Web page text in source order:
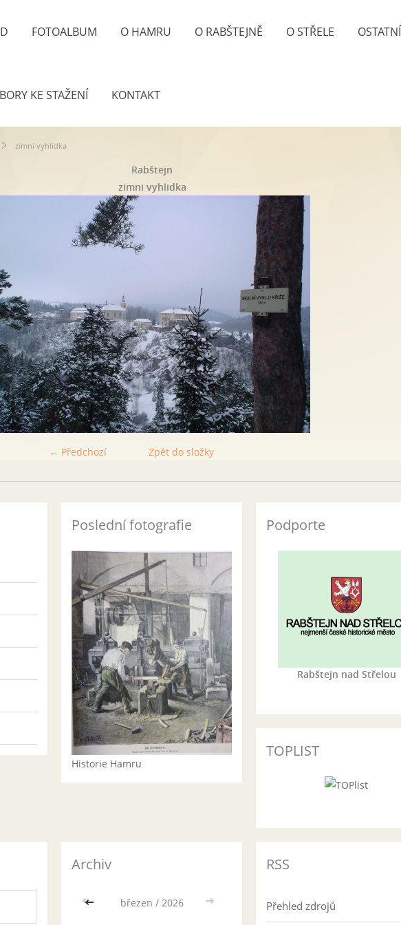
FOTOALBUM O HAMRU O RABŠTEJNĚ O STŘELE OSTATNÍ
KE STAŽENÍ KONTAKT
zimni vyhlidka
Rabštejn
zimni vyhlidka
← Předchozí Zpět do složky
Poslední fotografie
Historie Hamru
Podporte
Rabštejn nad Střelou
TOPLIST
Archiv
<< březen / 2026 >>
RSS
Přehled zdrojů